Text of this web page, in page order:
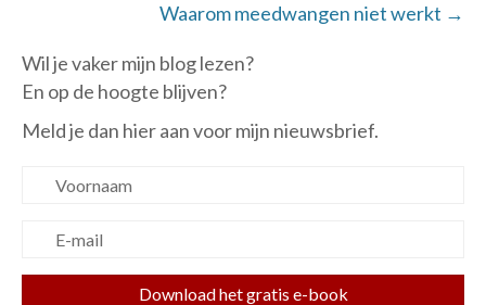
Waarom meedwangen niet werkt →
Wil je vaker mijn blog lezen?
En op de hoogte blijven?
Meld je dan hier aan voor mijn nieuwsbrief.
Download het gratis e-book